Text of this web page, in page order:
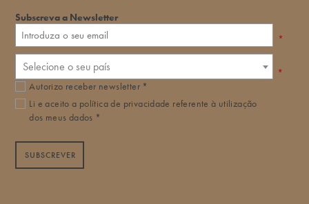
Subscreva a Newsletter
*
Selecione o seu país *
Autorizo receber newsletter *
Li e aceito a política de privacidade referente à utilização
dos meus dados *
SUBSCREVER